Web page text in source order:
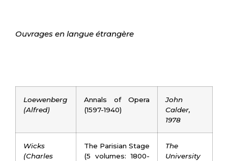
Ouvrages en langue étrangère
Loewenberg
(Alfred)
Annals of Opera
(1597-1940)
John
Calder,
1978
Wicks
(Charles
The Parisian Stage
(5 volumes: 1800-
The
University